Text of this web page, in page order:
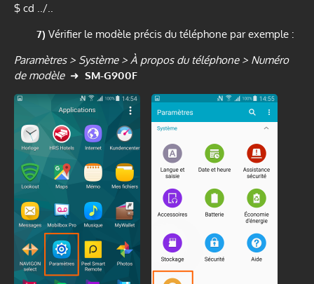
$ cd ../..
7) Vérifier le modèle précis du téléphone par exemple :
Paramètres > Système > À propos du téléphone > Numéro
de modèle➜ SM-G900F